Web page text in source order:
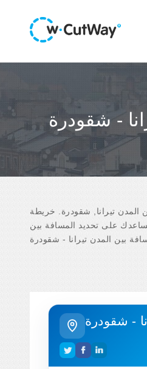
- شقودرة
المدن تيرانا, شقودرة. خريطة
على تحديد المسافة بين
- شقودرة